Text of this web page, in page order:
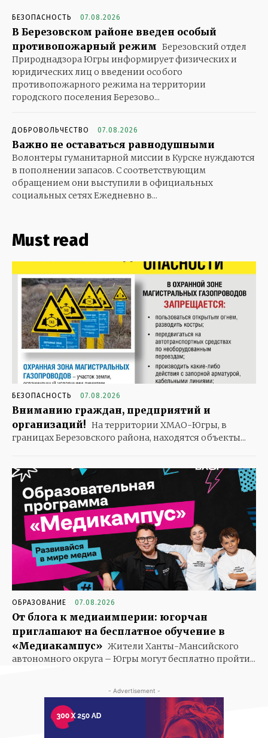
БЕЗОПАСНОСТЬ 07.08.2026
В Березовском районе введен особый
противопожарный режим Березовский отдел
Природнадзора Югры информирует физических и
юридических лиц о введении особого
противопожарного режима на территории
городского поселения Березово...
ДОБРОВОЛЬЧЕСТВО 07.08.2026
Важно не оставаться равнодушными
Волонтеры гуманитарной миссии в Курске нуждаются
в пополнении запасов. С соответствующим
обращением они выступили в официальных
социальных сетях Ежедневно в...
Must read
БЕЗОПАСНОСТЬ 07.08.2026
Вниманию граждан, предприятий и
организаций! На территории ХМАО-Югры, в
границах Березовского района, находятся объекты...
ОБРАЗОВАНИЕ 07.08.2026
От блога к медиаимперии: югорчан
приглашают на бесплатное обучение в
«Медиакампус» Жители Ханты-Мансийского
автономного округа – Югры могут бесплатно пройти...
- Advertisement -